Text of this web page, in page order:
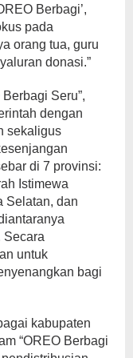
Berbagi’,
pada
orang tua, guru
donasi.”
Seru”,
dengan
sekaligus
di 7 provinsi:
Istimewa
Selatan, dan
Secara
untuk
bagi
kabupaten
“OREO Berbagi